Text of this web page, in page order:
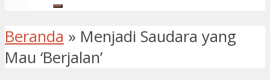
Beranda » Menjadi Saudara yang
Mau ‘Berjalan’